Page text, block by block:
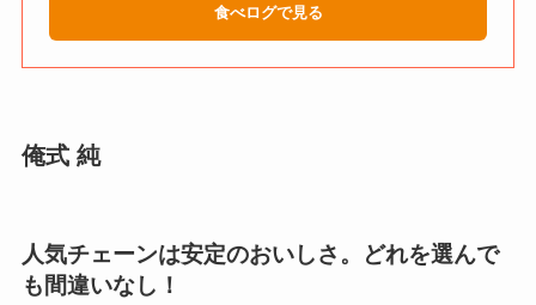
食べログで見る
俺式 純
人気チェーンは安定のおいしさ。どれを選んで
も間違いなし！